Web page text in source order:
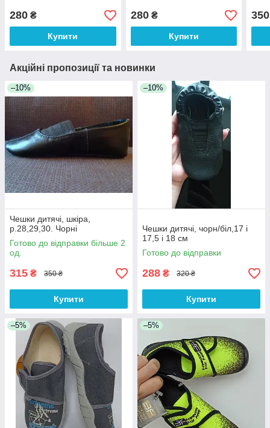
280 ₴
Купити
280₴
Купити
350
Акційні пропозиції та новинки
–10%
Чешки дитячі, шкіра,
р.28,29,30. Чорні
Готово до відправки більше 2
од.
315 ₴ 350 ₴
Купити
–10%
Чешки дитячі, чорн/біл,17 і
17,5 і 18 см
Готово до відправки
288 ₴ 320 ₴
Купити
–5% –5%